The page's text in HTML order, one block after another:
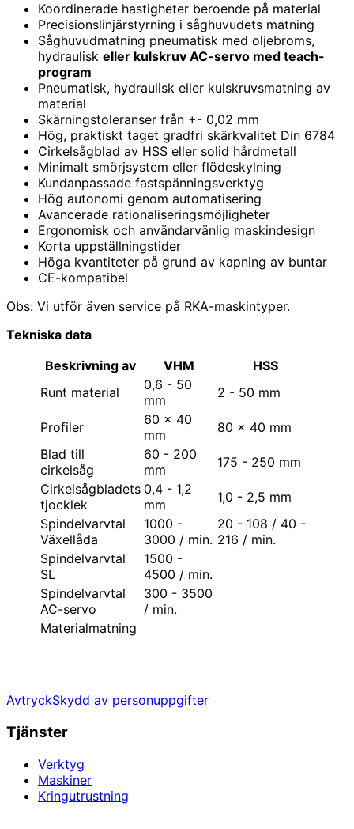
Koordinerade hastigheter beroende på material
Precisionslinjärstyrning i såghuvudets matning
Såghuvudmatning pneumatisk med oljebroms,
hydraulisk eller kulskruv AC-servo med teach-
program
Pneumatisk, hydraulisk eller kulskruvsmatning av
material
Skärningstoleranser från +- 0,02 mm
Hög, praktiskt taget gradfri skärkvalitet Din 6784
Cirkelsågblad av HSS eller solid hårdmetall
Minimalt smörjsystem eller flödeskylning
Kundanpassade fastspänningsverktyg
Hög autonomi genom automatisering
Avancerade rationaliseringsmöjligheter
Ergonomisk och användarvänlig maskindesign
Korta uppställningstider
Höga kvantiteter på grund av kapning av buntar
CE-kompatibel
Obs: Vi utför även service på RKA-maskintyper.
Tekniska data
Beskrivning av
VHM
HSS
Runt material
0,6 - 50
mm
2 - 50 mm
Profiler
60 x 40
mm
80 x 40 mm
Blad till
cirkelsåg
60 - 200
mm
175 - 250 mm
Cirkelsågbladets
tjocklek
0,4 - 1,2
mm
1,0 - 2,5 mm
Spindelvarvtal
Växellåda
1000 -
3000 / min.
20 - 108 / 40 -
216 / min.
Spindelvarvtal
SL
1500 -
4500 / min.
Spindelvarvtal
AC-servo
300 - 3500
/ min.
Materialmatning
AvtryckSkydd av personuppgifter
Tjänster
Verktyg
Maskiner
Kringutrustning